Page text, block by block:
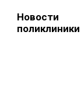
Новости
поликлиники